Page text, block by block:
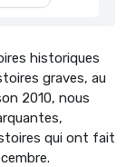
historiques
graves, au
2010, nous
qui ont fait